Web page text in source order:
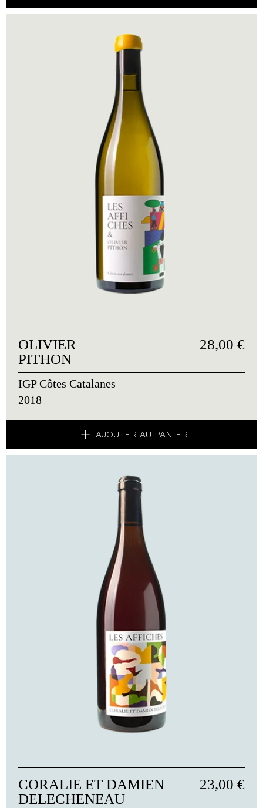
OLIVIER
PITHON
28,00 €
IGP Côtes Catalanes
2018
AJOUTER AU PANIER
CORALIE ET DAMIEN
DELECHENEAU
23,00 €